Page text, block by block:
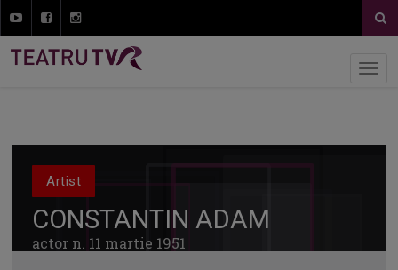
Artist
CONSTANTIN ADAM
actor n. 11 martie 1951